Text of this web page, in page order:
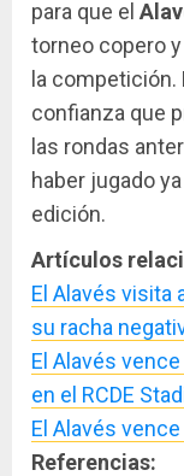
para que el
torneo copero
la
confianza que
las rondas
haber jugado
edición.
Artículos
El Alavés visita
su racha
El Alavés
en el RCDE
El Alavés
Referencias: